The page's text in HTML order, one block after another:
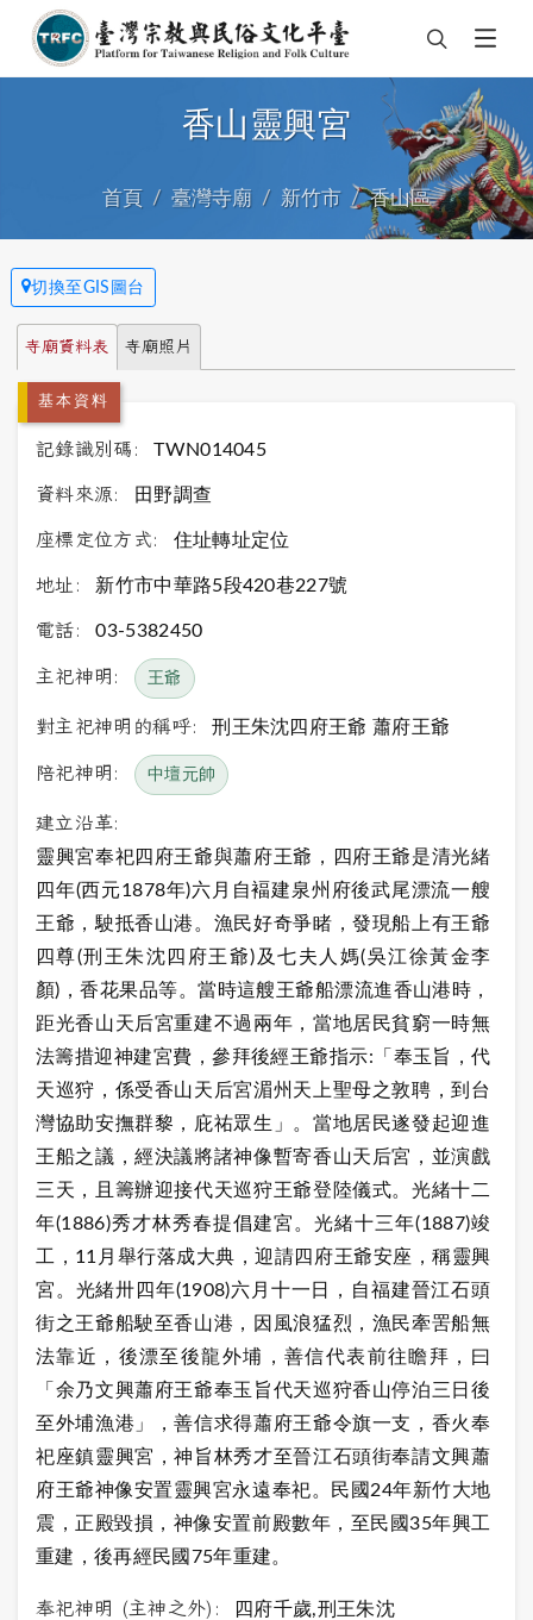
香山靈興宮
首頁 臺灣寺廟 新竹市 香山區
切換至GIS圖台
寺廟資料表 寺廟照片
基本資料
記錄識別碼: TWN014045
資料來源: 田野調查
座標定位方式: 住址轉址定位
地址: 新竹市中華路5段420巷227號
電話: 03-5382450
主祀神明: 王爺
對主祀神明的稱呼: 刑王朱沈四府王爺 蕭府王爺
陪祀神明: 中壇元帥
建立沿革:
靈興宮奉祀四府王爺與蕭府王爺，四府王爺是清光緒
四年(西元1878年)六月自褔建泉州府後武尾漂流一艘
王爺，駛抵香山港。漁民好奇爭睹，發現船上有王爺
四尊(刑王朱沈四府王爺)及七夫人媽(吳江徐黃金李
顏)，香花果品等。當時這艘王爺船漂流進香山港時，
距光香山天后宮重建不過兩年，當地居民貧窮一時無
法籌措迎神建宮費，參拜後經王爺指示:「奉玉旨，代
天巡狩，係受香山天后宮湄州天上聖母之敦聘，到台
灣協助安撫群黎，庇祐眾生」。當地居民遂發起迎進
王船之議，經決議將諸神像暫寄香山天后宮，並演戲
三天，且籌辦迎接代天巡狩王爺登陸儀式。光緒十二
年(1886)秀才林秀春提倡建宮。光緒十三年(1887)竣
工，11月舉行落成大典，迎請四府王爺安座，稱靈興
宮。光緒卅四年(1908)六月十一日，自福建晉江石頭
街之王爺船駛至香山港，因風浪猛烈，漁民牽罟船無
法靠近，後漂至後龍外埔，善信代表前往瞻拜，曰
「余乃文興蕭府王爺奉玉旨代天巡狩香山停泊三日後
至外埔漁港」，善信求得蕭府王爺令旗一支，香火奉
祀座鎮靈興宮，神旨林秀才至晉江石頭街奉請文興蕭
府王爺神像安置靈興宮永遠奉祀。民國24年新竹大地
震，正殿毀損，神像安置前殿數年，至民國35年興工
重建，後再經民國75年重建。
奉祀神明 (主神之外): 四府千歲,刑王朱沈